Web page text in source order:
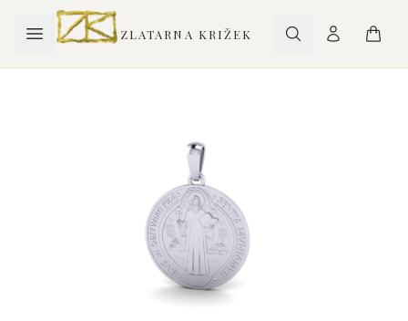
ZLATARNA KRIŽEK